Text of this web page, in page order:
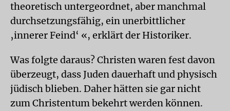
theoretisch untergeordnet, aber manchmal
durchsetzungsfähig, ein unerbittlicher
‚innerer Feind‘ «, erklärt der Historiker.
Was folgte daraus? Christen waren fest davon
überzeugt, dass Juden dauerhaft und physisch
jüdisch blieben. Daher hätten sie gar nicht
zum Christentum bekehrt werden können.